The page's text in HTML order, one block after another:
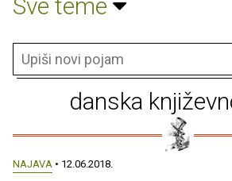
Sve teme
danska
NAJAVA • 12.06.2018.